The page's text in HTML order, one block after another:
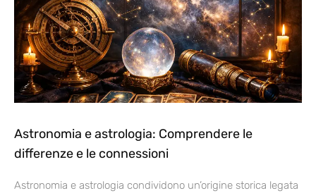
Astronomia e astrologia: Comprendere le
differenze e le connessioni
Astronomia e astrologia condividono un’origine storica legata